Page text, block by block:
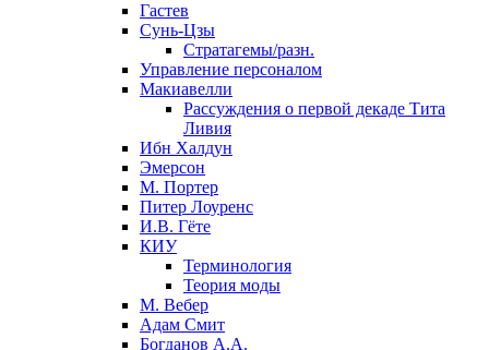
Гастев
Сунь-Цзы
Стратагемы/разн.
Управление персоналом
Макиавелли
Рассуждения о первой декаде Тита
Ливия
Ибн Халдун
Эмерсон
М. Портер
Питер Лоуренс
И.В. Гёте
КИУ
Терминология
Теория моды
М. Вебер
Адам Смит
Богданов А.А.